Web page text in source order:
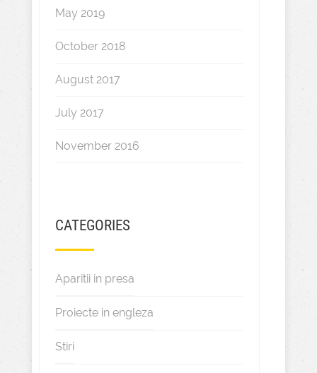
May 2019
October 2018
August 2017
July 2017
November 2016
CATEGORIES
Aparitii in presa
Proiecte in engleza
Stiri